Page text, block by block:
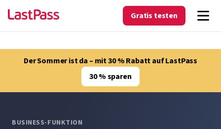
Gratis testen
Der Sommer ist da – mit 30 % Rabatt auf LastPass
30 % sparen
BUSINESS-FUNKTION